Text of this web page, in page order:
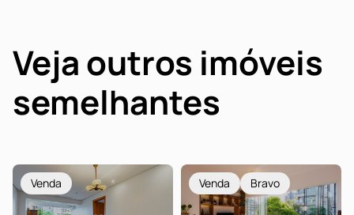
Veja outros imóveis
semelhantes
Venda Venda Bravo